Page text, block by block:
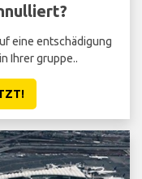
eine entschädigung
Ihrer gruppe..